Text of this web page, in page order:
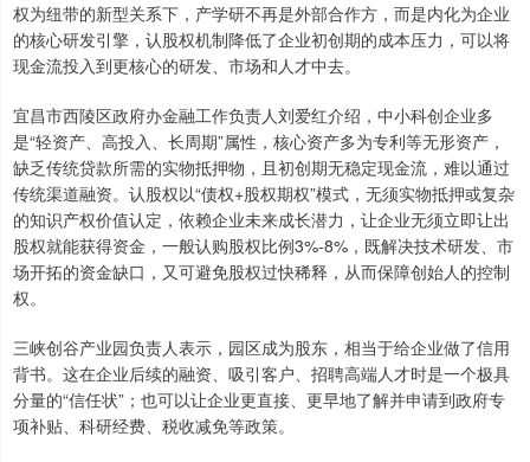
权为纽带的新型关系下，产学研不再是外部合作方，而是内化为企业
的核心研发引擎，认股权机制降低了企业初创期的成本压力，可以将
现金流投入到更核心的研发、市场和人才中去。
宜昌市西陵区政府办金融工作负责人刘爱红介绍，中小科创企业多
是“轻资产、高投入、长周期”属性，核心资产多为专利等无形资产，
缺乏传统贷款所需的实物抵押物，且初创期无稳定现金流，难以通过
传统渠道融资。认股权以“债权+股权期权”模式，无须实物抵押或复杂
的知识产权价值认定，依赖企业未来成长潜力，让企业无须立即让出
股权就能获得资金，一般认购股权比例3%-8%，既解决技术研发、市
场开拓的资金缺口，又可避免股权过快稀释，从而保障创始人的控制
权。
三峡创谷产业园负责人表示，园区成为股东，相当于给企业做了信用
背书。这在企业后续的融资、吸引客户、招聘高端人才时是一个极具
分量的“信任状”；也可以让企业更直接、更早地了解并申请到政府专
项补贴、科研经费、税收减免等政策。